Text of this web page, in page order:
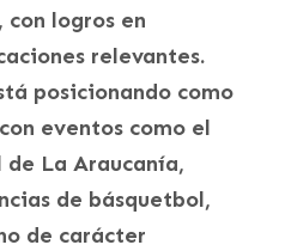
logros en
relevantes.
posicionando como
eventos como el
La Araucanía,
de básquetbol,
de carácter